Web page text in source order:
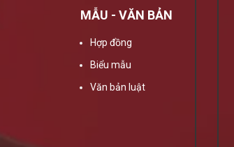
MẪU - VĂN BẢN
Hợp đồng
Biểu mẫu
Văn bản luật